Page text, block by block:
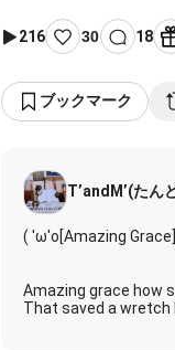
216 30 18
ブックマーク
T’andM’(たん
( 'ω'o[Amazing
Amazing grace how
That saved a wretch